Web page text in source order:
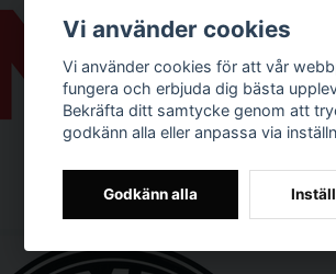
Vi använder cookies
Vi använder cookies för att vår
fungera och erbjuda dig bästa
Bekräfta ditt samtycke genom att
godkänn alla eller anpassa via
Godkänn alla